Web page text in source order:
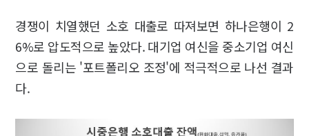
경쟁이 치열했던 소호 대출로 따져보면 하나은행이 2
6%로 압도적으로 높았다. 대기업 여신을 중소기업 여신
으로 돌리는 '포트폴리오 조정'에 적극적으로 나선 결과
다.